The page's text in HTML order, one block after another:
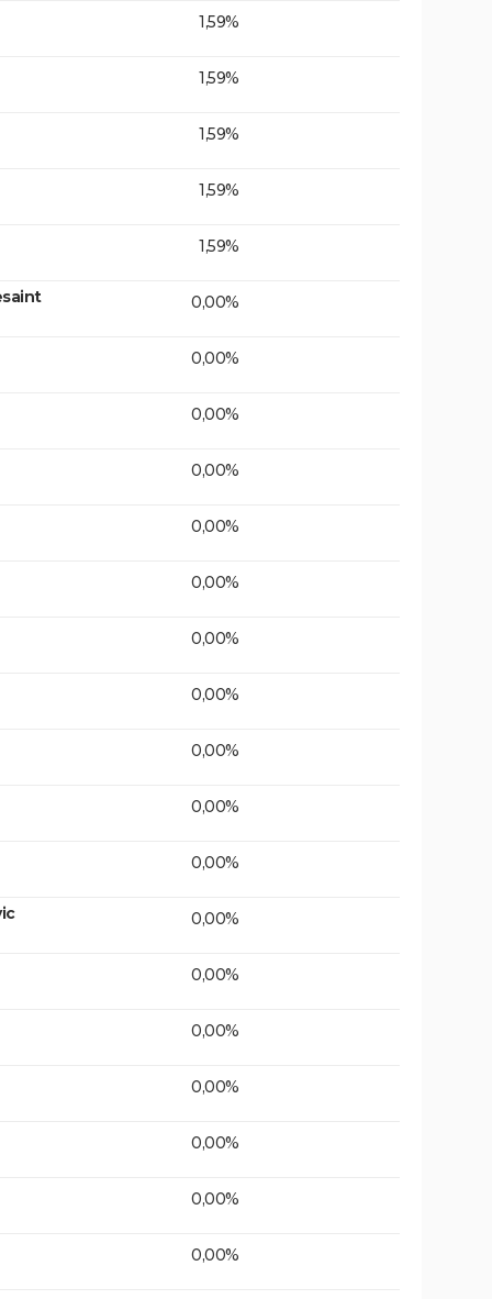
1,59%
1,59%
1,59%
1,59%
1,59%
0,00%
0,00%
0,00%
0,00%
0,00%
0,00%
0,00%
0,00%
0,00%
0,00%
0,00%
0,00%
0,00%
0,00%
0,00%
0,00%
0,00%
0,00%